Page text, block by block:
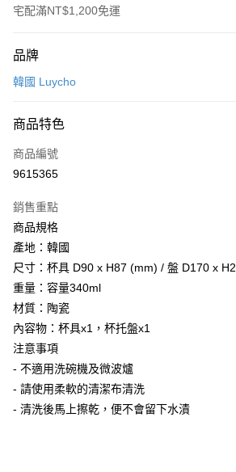
宅配滿NT$1,200免運
信用卡一次付款
Apple Pay
街口支付
Google Pay
全盈+PAY
大哥付你分期
相關說明
【大哥付你分期使用說明】
1.本服務由台灣大哥大提供，台灣大哥大用戶可立
2.付款方式選擇「大哥付你分期」，訂單成立後會
流程，驗證手機門號後，選擇欲分期的期數、繳款
成交易。
3.實際核准額度、可分期數及費用金額請依後續交
消。如遇「轉專審核」未通過狀況，表示未達大哥
AFTEE先享後付
相關說明
【關於「AFTEE先享後付」】
AFTEE先享後付是「在收到商品之後才付款」的
便利好安心！
１．簡單：不需註冊會員、不需綁卡、不需儲值。
ATM付款
運送方式
品牌
韓國 Luycho
商品特色
商品編號
9615365
銷售重點
商品規格
產地：韓國
尺寸：杯具 D90 x H87 (mm) / 盤 D170 x
重量：容量340ml
材質：陶瓷
內容物：杯具x1，杯托盤x1
注意事項
- 不適用洗碗機及微波爐
- 請使用柔軟的清潔布清洗
- 清洗後馬上擦乾，便不會留下水漬